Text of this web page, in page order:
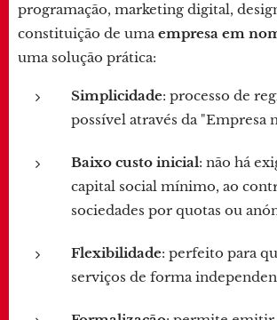
programação, marketing digital,
constituição de umaempresa em
uma solução prática:
Simplicidade: processo de
possível através da "Empresa
Baixo custo inicial: não há
capital social mínimo, ao
sociedades por quotas ou
Flexibilidade: perfeito para
serviços de forma